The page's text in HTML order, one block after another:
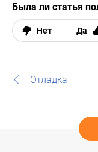
Была ли статья
Нет Да
Отладка